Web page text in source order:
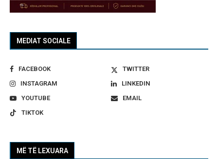
MEDIAT SOCIALE
FACEBOOK
TWITTER
INSTAGRAM
LINKEDIN
YOUTUBE
EMAIL
TIKTOK
MË TË LEXUARA